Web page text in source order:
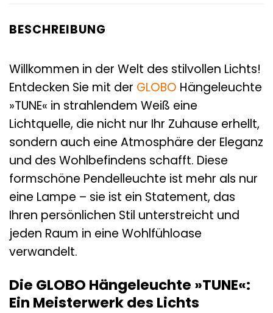
BESCHREIBUNG
Willkommen in der Welt des stilvollen Lichts!
Entdecken Sie mit der GLOBO Hängeleuchte
»TUNE« in strahlendem Weiß eine
Lichtquelle, die nicht nur Ihr Zuhause erhellt,
sondern auch eine Atmosphäre der Eleganz
und des Wohlbefindens schafft. Diese
formschöne Pendelleuchte ist mehr als nur
eine Lampe – sie ist ein Statement, das
Ihren persönlichen Stil unterstreicht und
jeden Raum in eine Wohlfühloase
verwandelt.
Die GLOBO Hängeleuchte »TUNE«:
Ein Meisterwerk des Lichts